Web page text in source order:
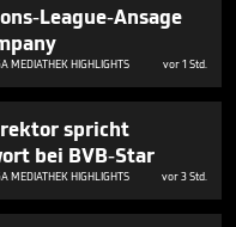
League-Ansage
MEDIATHEK HIGHLIGHTS vor 1 Std.
spricht
bei BVB-Star
MEDIATHEK HIGHLIGHTS vor 3 Std.